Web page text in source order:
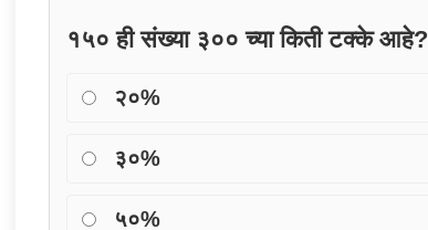
१५० ही संख्या ३०० च्या किती टक्के आहे?
२०%
३०%
५०%